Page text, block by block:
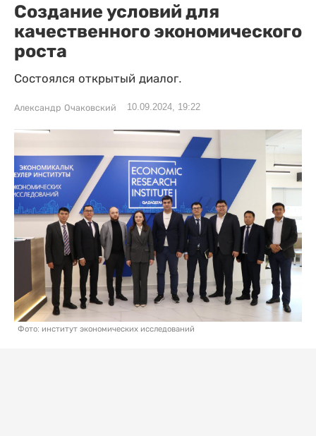
Создание условий для
качественного экономического
роста
Состоялся открытый диалог.
Александр Очаковский 10.09.2024, 19:22
Фото: институт экономических исследований